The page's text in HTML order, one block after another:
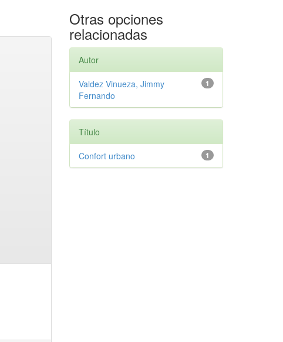
Otras opciones
relacionadas
Autor
1
Valdez Vinueza, Jimmy
Fernando
Título
1
Confort urbano